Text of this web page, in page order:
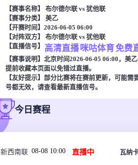
【赛事名称】 布尔德尔联 vs 犹他联
【赛事分类】 美乙
【开赛时间】2026-06-05 06:00
【对阵双方】 布尔德尔联 vs 犹他联
【直播信号】
高清直播 咪咕体育 免费
【赛事说明】北京时间2026-06-05 06:00，
提前收藏本页面以免错过直播。
【友好提示】部分比赛将在赛前更新，可能
号都无效，请查看最新直播信号。
今日赛程
新西南联 08-08 10:00 直播中 瓦纳